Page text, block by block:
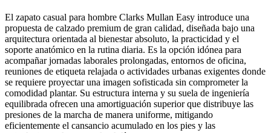
El zapato casual para hombre Clarks Mullan Easy introduce una
propuesta de calzado premium de gran calidad, diseñada bajo una
arquitectura orientada al bienestar absoluto, la practicidad y el
soporte anatómico en la rutina diaria. Es la opción idónea para
acompañar jornadas laborales prolongadas, entornos de oficina,
reuniones de etiqueta relajada o actividades urbanas exigentes donde
se requiere proyectar una imagen sofisticada sin comprometer la
comodidad plantar. Su estructura interna y su suela de ingeniería
equilibrada ofrecen una amortiguación superior que distribuye las
presiones de la marcha de manera uniforme, mitigando
eficientemente el cansancio acumulado en los pies y las